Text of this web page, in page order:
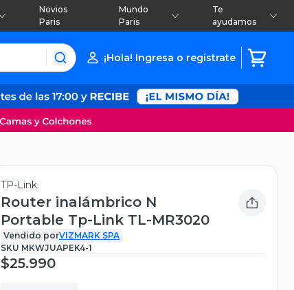
Novios
Paris
Mundo
Paris
Te
ayudamos
¡Hola! Ingresa o regístrate
TP-Link
Router inalámbrico N
Portable Tp-Link TL-MR3020
Vendido porVIZMARK SPA
SKU MKWJUAPEK4-1
$25.990